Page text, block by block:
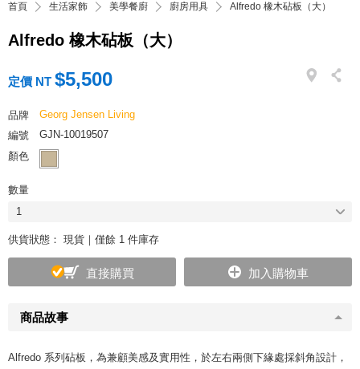
首頁 生活家飾 美學餐廚 廚房用具 Alfredo 橡木砧板（大）
Alfredo 橡木砧板（大）
商品故事
Alfredo 系列砧板，為兼顧美感及實用性，於左右兩側下緣處採斜角設計，
定價 NT $5,500
品牌
Georg Jensen Living
編號
GJN-10019507
顏色
數量
1
供貨狀態： 現貨｜僅餘 1 件庫存
直接購買 加入購物車